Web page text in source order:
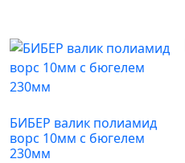
БИБЕР валик полиамид
ворс 10мм с бюгелем
230мм